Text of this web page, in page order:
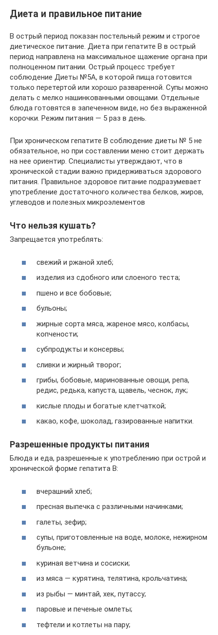
Диета и правильное питание
В острый период показан постельный режим и строгое
диетическое питание. Диета при гепатите В в острый
период направлена на максимальное щажение органа при
полноценном питании. Острый процесс требует
соблюдение Диеты №5А, в которой пища готовится
только перетертой или хорошо разваренной. Супы можно
делать с мелко нашинкованными овощами. Отдельные
блюда готовятся в запеченном виде, но без выраженной
корочки. Режим питания — 5 раз в день.
При хроническом гепатите В соблюдение диеты № 5 не
обязательное, но при составлении меню стоит держать
на нее ориентир. Специалисты утверждают, что в
хронической стадии важно придерживаться здорового
питания. Правильное здоровое питание подразумевает
употребление достаточного количества белков, жиров,
углеводов и полезных микроэлементов
Что нельзя кушать?
Запрещается употреблять:
свежий и ржаной хлеб;
изделия из сдобного или слоеного теста;
пшено и все бобовые;
бульоны;
жирные сорта мяса, жареное мясо, колбасы,
копчености;
субпродукты и консервы;
сливки и жирный творог;
грибы, бобовые, маринованные овощи, репа,
редис, редька, капуста, щавель, чеснок, лук;
кислые плоды и богатые клетчаткой;
какао, кофе, шоколад, газированные напитки.
Разрешенные продукты питания
Блюда и еда, разрешенные к употреблению при острой и
хронической форме гепатита В:
вчерашний хлеб;
пресная выпечка с различными начинками;
галеты, зефир;
супы, приготовленные на воде, молоке, нежирном
бульоне;
куриная ветчина и сосиски;
из мяса — курятина, телятина, крольчатина;
из рыбы — минтай, хек, путассу;
паровые и печеные омлеты;
тефтели и котлеты на пару;